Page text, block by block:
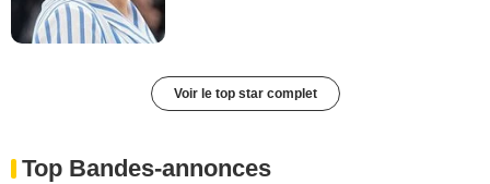
Voir le top star complet
Top Bandes-annonces